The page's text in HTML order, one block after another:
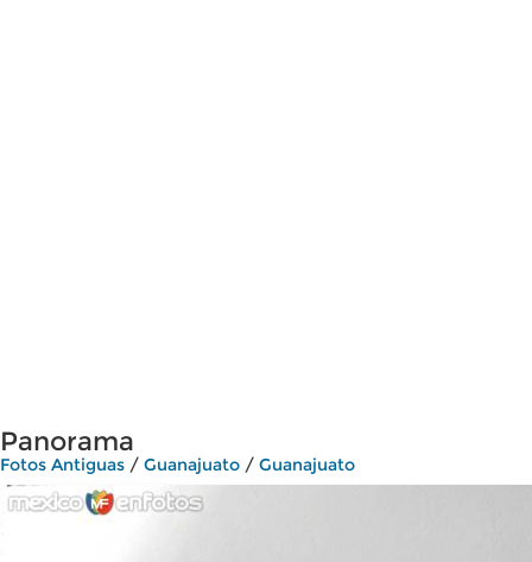
Panorama
Fotos Antiguas / Guanajuato / Guanajuato